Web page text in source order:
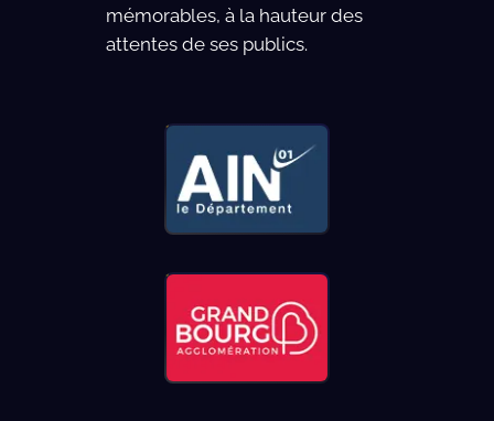
mémorables, à la hauteur des
attentes de ses publics.